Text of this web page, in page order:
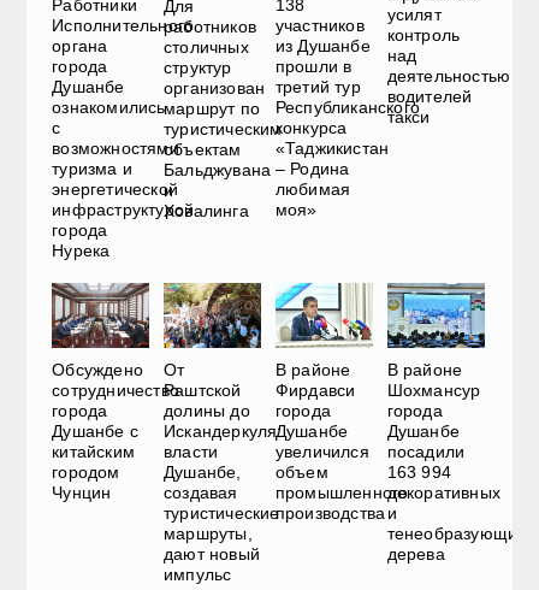
Работники
Исполнительного
органа
города
Душанбе
ознакомились
с
возможностями
туризма и
энергетической
инфраструктурой
города
Нурека
Для
работников
столичных
структур
организован
маршрут по
туристическим
объектам
Бальджувана
и
Ховалинга
138
участников
из Душанбе
прошли в
третий тур
Республиканского
конкурса
«Таджикистан
– Родина
любимая
моя»
усилят
контроль
над
деятельностью
водителей
такси
Обсуждено
сотрудничество
города
Душанбе с
китайским
городом
Чунцин
От
Раштcкой
долины до
Искандеркуля:
власти
Душанбе,
создавая
туристические
маршруты,
дают новый
импульс
В районе
Фирдавси
города
Душанбе
увеличился
объем
промышленного
производства
В районе
Шохмансур
города
Душанбе
посадили
163 994
декоративных
и
тенеобразующих
дерева